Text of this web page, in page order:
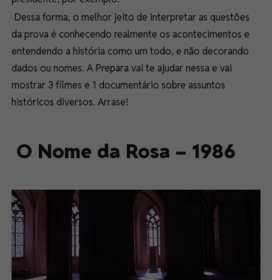
Dessa forma, o melhor jeito de interpretar as questões
da prova é conhecendo realmente os acontecimentos e
entendendo a história como um todo, e não decorando
dados ou nomes. A Prepara vai te ajudar nessa e vai
mostrar 3 filmes e 1 documentário sobre assuntos
históricos diversos. Arrase!
O Nome da Rosa – 1986